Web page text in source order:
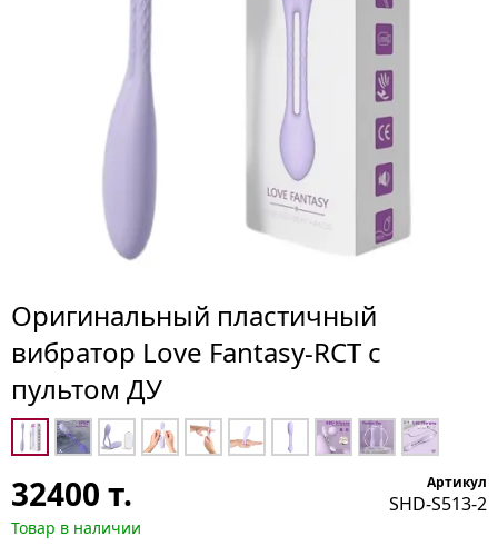
Оригинальный пластичный
вибратор Love Fantasy-RCT с
пультом ДУ
32400 т.
Товар в наличии
Артикул
SHD-S513-2